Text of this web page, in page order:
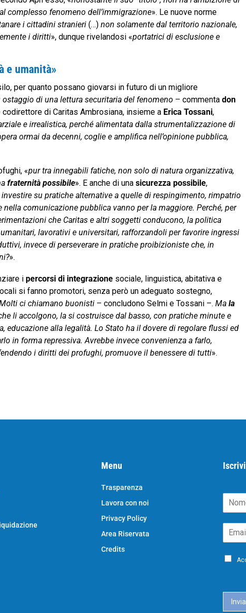
complesso fenomeno dell’immigrazione». Le nuove norme
i cittadini stranieri (…)non solamente dal territorio nazionale,
i diritti», dunque rivelandosi «portatrici di esclusione e
e umanità»
per quanto possano giovarsi in futuro di un migliore
ostaggio di una lettura securitaria del fenomeno – commentadon
di Caritas Ambrosiana, insieme a Erica Tossani,
e irrealistica, perché alimentata dalla strumentalizzazione di
ormai da decenni, coglie e amplifica nell’opinione pubblica,
«pur tra innegabili fatiche, non solo di natura organizzativa,
fraternità possibile». E anche di unasicurezza possibile,
su pratiche alternative a quelle di respingimento, rimpatrio
comunicazione pubblica vanno per la maggiore. Perché, per
che Caritas e altri soggetti conducono, la politica
lavorativi e universitari, rafforzandoli per favorire ingressi
invece di perseverare in pratiche proibizioniste che, in
».
ipercorsi di integrazione sociale, linguistica, abitativa e
si fanno promotori, senza però un adeguato sostegno,
ci chiamano buonisti – concludono Selmi e Tossani –.Mala
li accolgono, la si costruisce dal basso, con pratiche minute e
educazione alla legalità. Lo Stato ha il dovere di regolare flussi ed
in forma repressiva. Avrebbe invece convenienza a farlo,
i diritti dei profughi, promuove il benessere di tutti».
Menu
Trasparenza
Lavora con noi
Privacy Policy
Area Riservata
Credits
o
em
P
Invia